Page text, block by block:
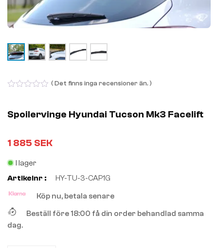
of
5
( Det finns inga recensioner än. )
Spoilervinge Hyundai Tucson Mk3 Facelift
1 885 SEK
I lager
Artikelnr :
HY-TU-3-CAP1G
Köp nu, betala senare
Beställ före 18:00 få din order behandlad samma
dag.